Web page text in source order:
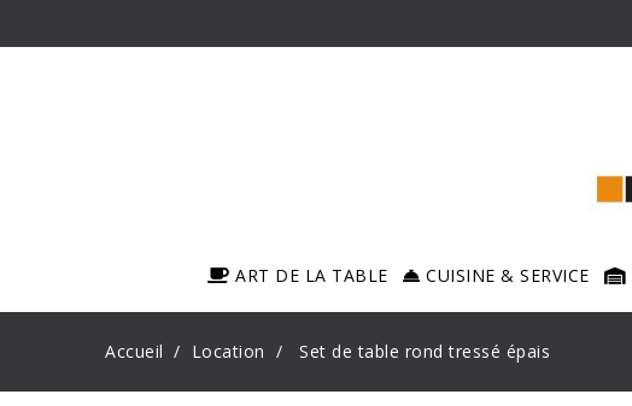
ART DE LA TABLE CUISINE & SERVICE
Accueil Location Set de table rond tressé épais